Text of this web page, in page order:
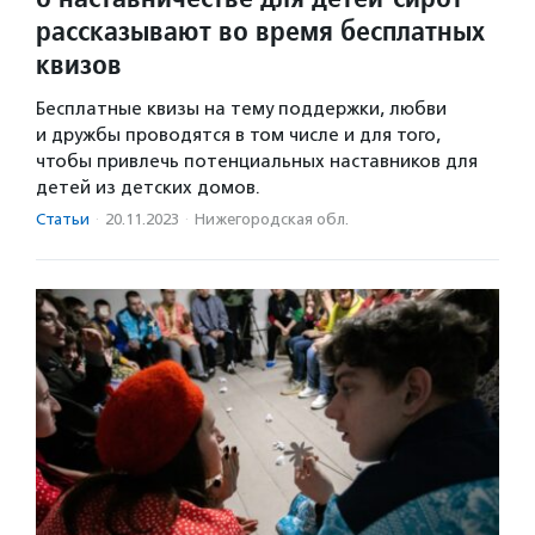
рассказывают во время бесплатных
квизов
Бесплатные квизы на тему поддержки, любви
и дружбы проводятся в том числе и для того,
чтобы привлечь потенциальных наставников для
детей из детских домов.
Статьи · 20.11.2023 · Нижегородская обл.